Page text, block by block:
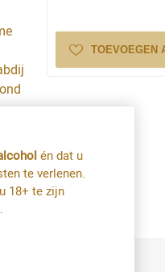
TOEVOEGEN
én dat u
te verlenen.
18+ te zijn